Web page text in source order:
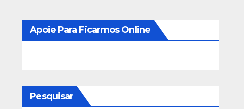
Apoie Para Ficarmos Online
Pesquisar